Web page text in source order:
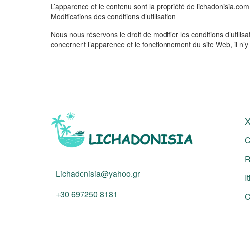
L’apparence et le contenu sont la propriété de
Modifications des conditions d’utilisation
Nous nous réservons le droit de modifier les conditions
concernent l’apparence et le fonctionnement du site Web, il
Lichadonisia@yahoo.gr
+30 697250 8181